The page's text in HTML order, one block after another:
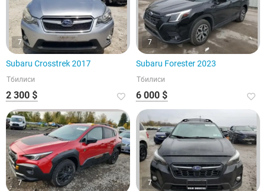
7
Subaru Crosstrek 2017
Тбилиси
2 300 $
7
Subaru Forester 2023
Тбилиси
6 000 $
7 7